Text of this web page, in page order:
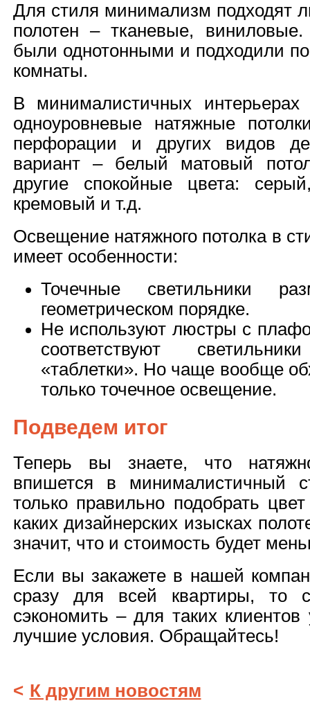
Для стиля минимализм подходят
полотен – тканевые,
были однотонными и подходили
комнаты.
В минималистичных интерьерах
одноуровневые натяжные
перфорации и других видов
вариант – белый матовый
другие спокойные цвета:
кремовый и т.д.
Освещение натяжного потолка в
имеет особенности:
Точечные светильники
геометрическом порядке.
Не используют люстры с
соответствуют
«таблетки». Но чаще вообще
только точечное освещение.
Подведем итог
Теперь вы знаете, что
впишется в минималистичный
только правильно подобрать
каких дизайнерских изысках
значит, что и стоимость будет
Если вы закажете в нашей
сразу для всей квартиры, то
сэкономить – для таких
лучшие условия. Обращайтесь!
< К другим новостям